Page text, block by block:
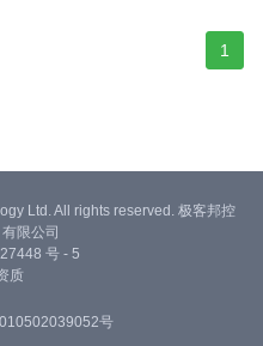
1
Ltd. All rights reserved. 极客邦控
限公司
号 - 5
质
号